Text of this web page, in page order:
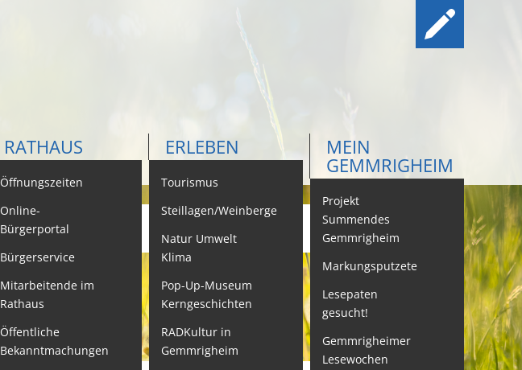
RATHAUS
Öffnungszeiten
Kontakt
Online-
Bürgerportal
Bürgerservice
Behördenwegweiser
Lebenslagen
Leistungen -
Service BW
Neubürgerinfos
Mitarbeitende im
Rathaus
Öffentliche
Bekanntmachungen
ERLEBEN
Tourismus
Steillagen/Weinberge
Natur Umwelt
Klima
Pop-Up-Museum
Kerngeschichten
RADKultur in
Gemmrigheim
MEIN
GEMMRIGHEIM
Projekt
Summendes
Gemmrigheim
Markungsputzete
Lesepaten
gesucht!
Gemmrigheimer
Lesewochen